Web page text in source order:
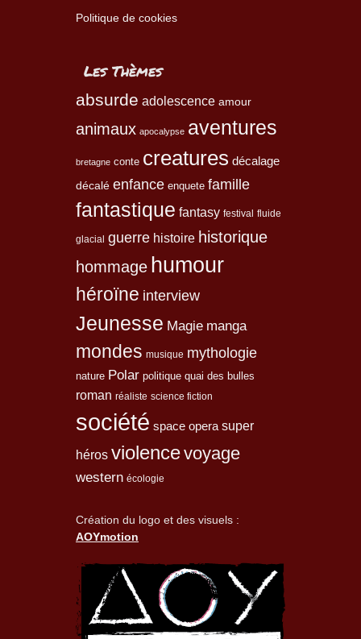
Politique de cookies
Les Thèmes
absurde adolescence amour
animaux apocalypse aventures
bretagne conte creatures décalage
décalé enfance enquete famille
fantastique fantasy festival fluide
glacial guerre histoire historique
hommage humour
héroïne interview
Jeunesse Magie manga
mondes musique mythologie
nature Polar politique quai des bulles
roman réaliste science fiction
société space opera super
héros violencevoyage
western écologie
Création du logo et des visuels :
AOYmotion